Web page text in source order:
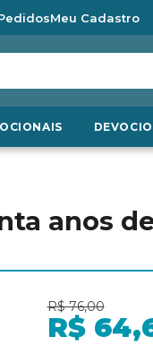
Meu Cadastro
anos
R$ 76,00
R$